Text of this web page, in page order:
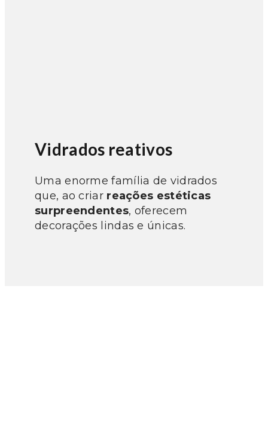
Vidrados reativos
Uma enorme família de vidrados
que, ao criar reações estéticas
surpreendentes, oferecem
decorações lindas e únicas.